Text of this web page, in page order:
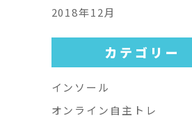
2018年12月
カテゴリー
インソール
オンライン自主トレ